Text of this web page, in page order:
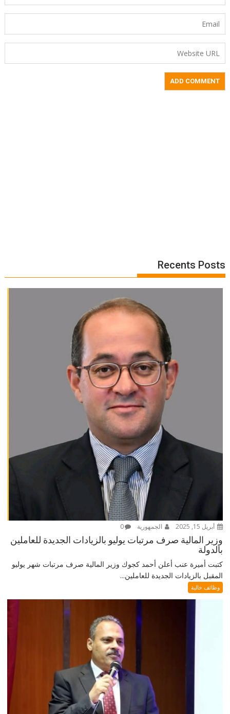
Recents Posts
أبريل 15, 2025 الجمهورية 0
وزير المالية صرف مرتبات يوليو بالزيادات الجديدة للعاملين
بالدولة
كتبت أميرة عنب أعلن أحمد كجوك وزير المالية صرف مرتبات شهر يوليو
المقبل بالزيادات الجديدة للعاملين...
وظائف خالية